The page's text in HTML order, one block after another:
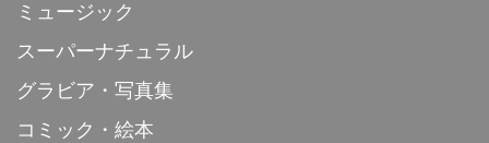
ミュージック
スーパーナチュラル
グラビア・写真集
コミック・絵本